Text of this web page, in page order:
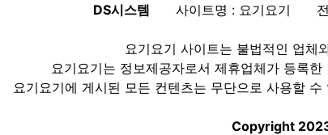
DS시스템 사이트명 : 요기요기
요기요기 사이트는 불법적인 업체
요기요기는 정보제공자로서 제휴업체가 등록
요기요기에 게시된 모든 컨텐츠는 무단으로 사용할
Copyright